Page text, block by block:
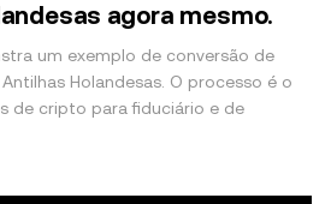
agora mesmo.
um exemplo de conversão de
Holandesas. O processo é o
de cripto para fiduciário e de